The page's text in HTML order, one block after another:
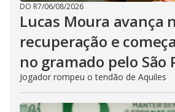
DO R7/06/08/2026
Lucas Moura avança
recuperação e
no gramado pelo São
Jogador rompeu o tendão de Aquiles